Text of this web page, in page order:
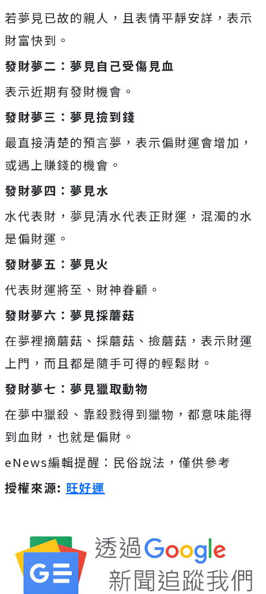
若夢見已故的親人，且表情平靜安詳，表示
財富快到。
發財夢二：夢見自己受傷見血
表示近期有發財機會。
發財夢三：夢見撿到錢
最直接清楚的預言夢，表示偏財運會增加，
或遇上賺錢的機會。
發財夢四：夢見水
水代表財，夢見清水代表正財運，混濁的水
是偏財運。
發財夢五：夢見火
代表財運將至、財神眷顧。
發財夢六：夢見採蘑菇
在夢裡摘蘑菇、採蘑菇、撿蘑菇，表示財運
上門，而且都是隨手可得的輕鬆財。
發財夢七：夢見獵取動物
在夢中獵殺、靠殺戮得到獵物，都意味能得
到血財，也就是偏財。
eNews編輯提醒：民俗說法，僅供參考
授權來源: 旺好運